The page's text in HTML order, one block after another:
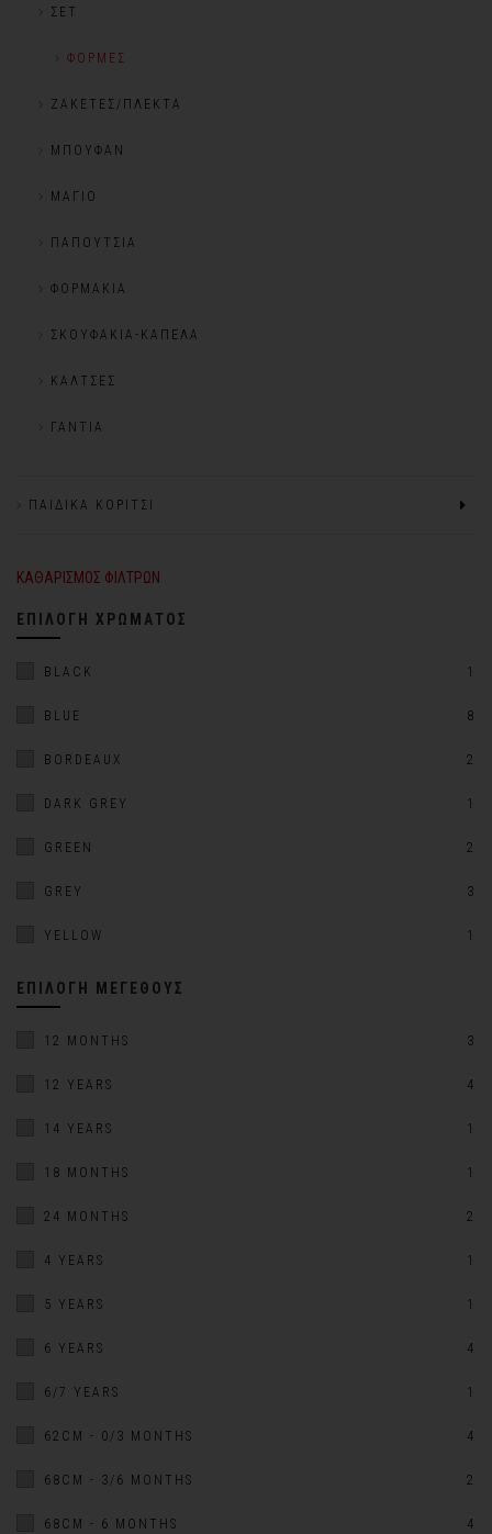
ΣΕΤ
ΦΌΡΜΕΣ
ΖΑΚΈΤΕΣ/ΠΛΕΚΤΆ
ΜΠΟΥΦΆΝ
ΜΑΓΙΌ
ΠΑΠΟΎΤΣΙΑ
ΦΟΡΜΆΚΙΑ
ΣΚΟΥΦΆΚΙΑ-ΚΑΠΈΛΑ
ΚΆΛΤΣΕΣ
ΓΆΝΤΙΑ
ΠΑΙΔΙΚΆ ΚΟΡΊΤΣΙ
ΚΑΘΑΡΙΣΜΌΣ ΦΊΛΤΡΩΝ
ΕΠΙΛΟΓΉ ΧΡΏΜΑΤΟΣ
BLACK 1
BLUE 8
BORDEAUX 2
DARK GREY 1
GREEN 2
GREY 3
YELLOW 1
ΕΠΙΛΟΓΉ ΜΕΓΈΘΟΥΣ
12 MONTHS 3
12 YEARS 4
14 YEARS 1
18 MONTHS 1
24 MONTHS 2
4 YEARS 1
5 YEARS 1
6 YEARS 4
6/7 YEARS 1
62CM - 0/3 MONTHS 4
68CM - 3/6 MONTHS 2
68CM - 6 MONTHS 4